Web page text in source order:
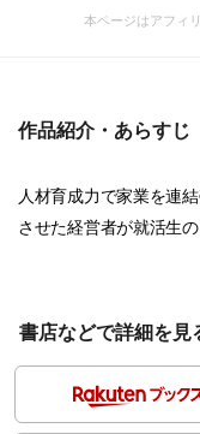
本ページはアフィ
作品紹介・あらすじ
人材育成力で家業を連
させた経営者が就活生
書店などで詳細を見